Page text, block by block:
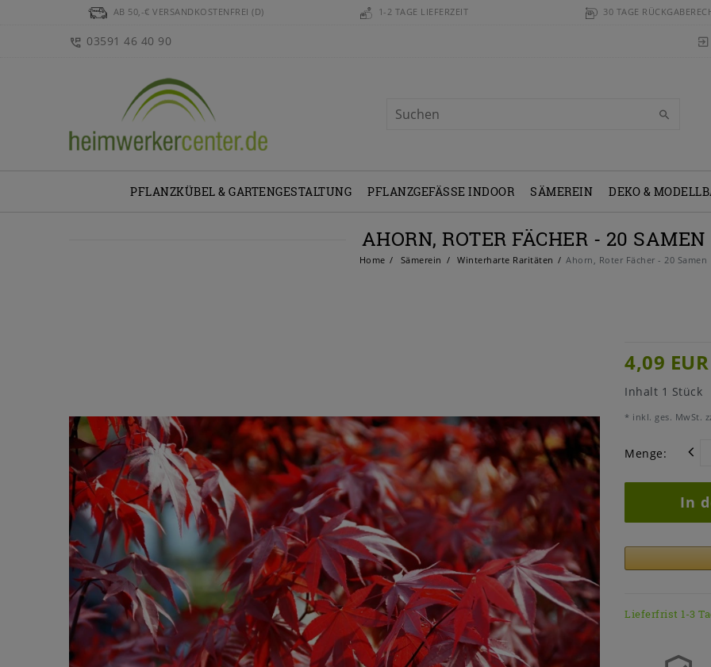
AB 50,-€ VERSANDKOSTENFREI (D) 1-2 TAGE LIEFERZEIT 30 TAGE
03591 46 40 90
PFLANZKÜBEL & GARTENGESTALTUNG PFLANZGEFÄSSE INDOOR SÄMEREIN DEKO &
AHORN, ROTER FÄCHER - 20 SAMEN
Home Sämerein Winterharte Raritäten Ahorn, Roter Fächer - 20 Samen
4,09 EUR
Inhalt 1 Stück
* inkl. ges. MwSt.
Menge:
In
Lieferfrist 1-3